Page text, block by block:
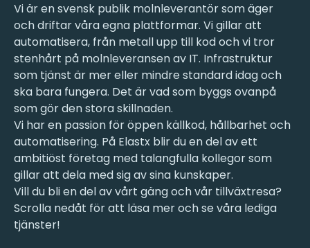
Vi är en svensk publik molnleverantör som äger
och driftar våra egna plattformar. Vi gillar att
automatisera, från metall upp till kod och vi tror
stenhårt på molnleveransen av IT. Infrastruktur
som tjänst är mer eller mindre standard idag och
ska bara fungera. Det är vad som byggs ovanpå
som gör den stora skillnaden.
Vi har en passion för öppen källkod, hållbarhet och
automatisering. På Elastx blir du en del av ett
ambitiöst företag med talangfulla kollegor som
gillar att dela med sig av sina kunskaper.
Vill du bli en del av vårt gäng och vår tillväxtresa?
Scrolla nedåt för att läsa mer och se våra lediga
tjänster!